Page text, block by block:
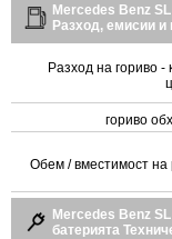
Mercedes Benz
Разход, емисии и
Разход на гориво -
гориво
Обем / вместимост на
Mercedes Benz
батерията